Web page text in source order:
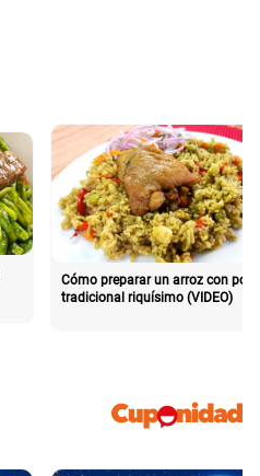
Cómo preparar un arroz con pollo
tradicional riquísimo (VIDEO)